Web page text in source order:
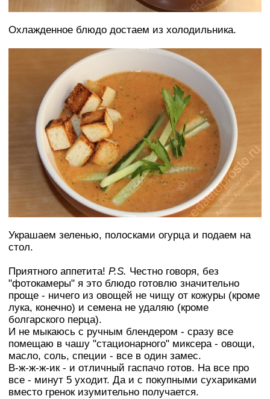
Охлажденное блюдо достаем из холодильника.
Украшаем зеленью, полосками огурца и подаем на
стол.
Приятного аппетита! P.S. Честно говоря, без
"фотокамеры" я это блюдо готовлю значительно
проще - ничего из овощей не чищу от кожуры (кроме
лука, конечно) и семена не удаляю (кроме
болгарского перца).
И не мыкаюсь с ручным блендером - сразу все
помещаю в чашу "стационарного" миксера - овощи,
масло, соль, специи - все в один замес.
В-ж-ж-ж-ик - и отличный гаспачо готов. На все про
все - минут 5 уходит. Да и с покупными сухариками
вместо гренок изумительно получается.